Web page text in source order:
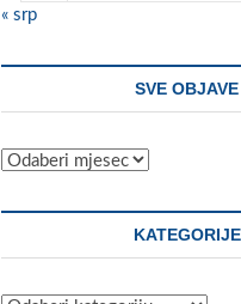
« srp
SVE OBJAVE
Sve
KATEGORIJE